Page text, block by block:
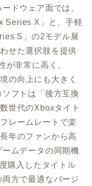
ドウェア面では、
Series X」と、手軽
S」の2モデル展
せた選択肢を提供
が非常に高く、
の向上にも大きく
フトは「後方互換
世代のXboxタイト
レームレートで楽
年のファンから高
ムデータの同期機
購入したタイトル
方で最適なバージ